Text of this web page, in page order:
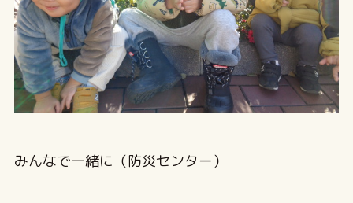
みんなで一緒に（防災センター）